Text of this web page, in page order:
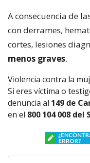
A consecuencia de
con derrames,
cortes, lesiones
menos graves.
Violencia contra la
Si eres víctima o
denuncia al 149 de
en el 800 104 008 del
ERROR?